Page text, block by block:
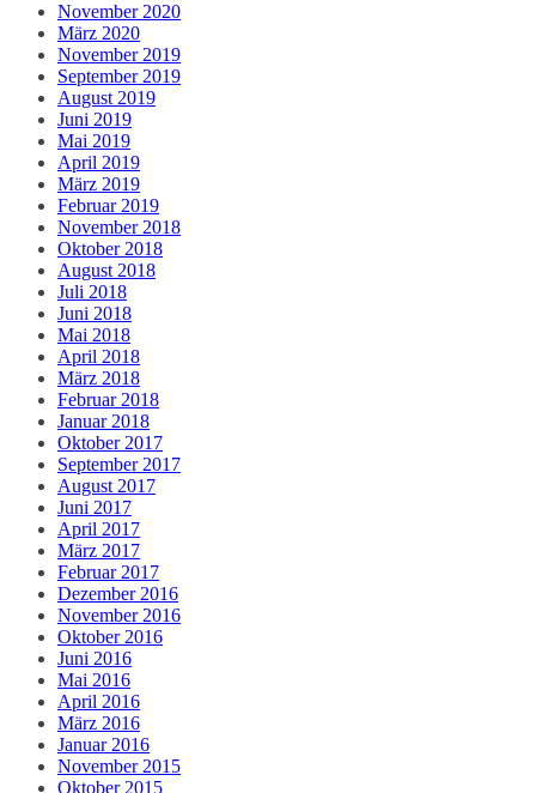
November 2020
März 2020
November 2019
September 2019
August 2019
Juni 2019
Mai 2019
April 2019
März 2019
Februar 2019
November 2018
Oktober 2018
August 2018
Juli 2018
Juni 2018
Mai 2018
April 2018
März 2018
Februar 2018
Januar 2018
Oktober 2017
September 2017
August 2017
Juni 2017
April 2017
März 2017
Februar 2017
Dezember 2016
November 2016
Oktober 2016
Juni 2016
Mai 2016
April 2016
März 2016
Januar 2016
November 2015
Oktober 2015